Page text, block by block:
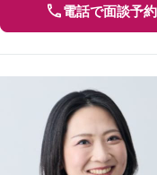
電話で面談予約